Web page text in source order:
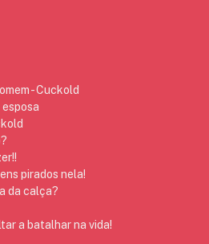
- Cuckold
pirados nela!
da calça?
a batalhar na vida!